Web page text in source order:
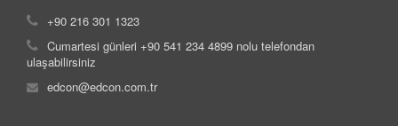
+90 216 301 1323
Cumartesi günleri +90 541 234 4899 nolu telefondan
ulaşabilirsiniz
edcon@edcon.com.tr